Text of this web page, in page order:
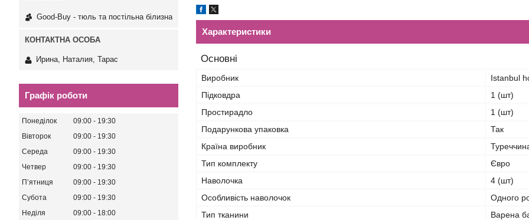
Характеристики
Основні
Виробник
Istanbul
Підковдра
1 (шт)
Простирадло
1 (шт)
Подарункова упаковка
Так
Країна виробник
Тип комплекту
Євро
Наволочка
4 (шт)
Особливість наволочок
Одного
Тип тканини
Варена
Good-Buy - тюль та постільна білизна
Ирина, Наталия, Тарас
Графік роботи
Понеділок 09:00
19:30
Вівторок
09:00
19:30
Середа
09:00
19:30
Четвер
09:00
19:30
Пʼятниця
09:00
19:30
Субота
09:00
19:30
Неділя
09:00 18:00